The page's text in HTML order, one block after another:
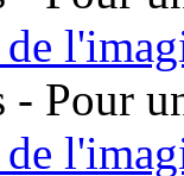
- Pour